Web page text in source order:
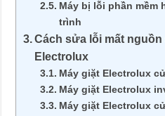
Máy bị lỗi phần mềm
trình
Cách sửa lỗi mất
Electrolux
Máy giặt Electrolux
Máy giặt Electrolux
Máy giặt Electrolux